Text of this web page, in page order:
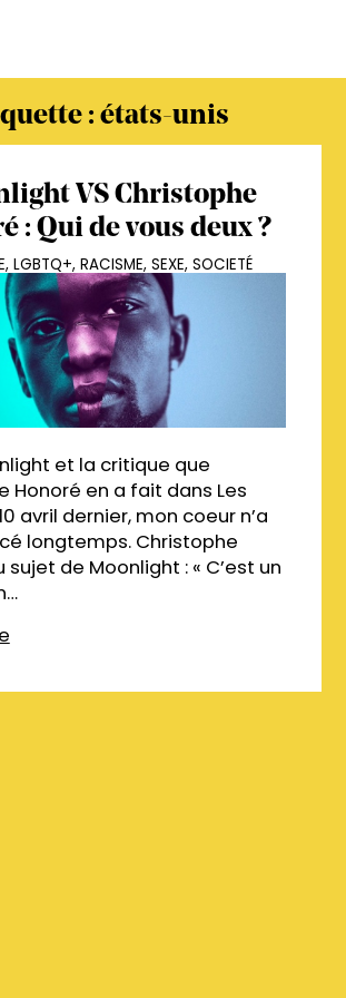
: états-unis
VS Christophe
: Qui de vous deux ?
, LGBTQ+, RACISME, SEXE, SOCIETÉ
et la critique que
Honoré en a fait dans Les
avril dernier, mon coeur n’a
longtemps. Christophe
sujet de Moonlight : « C’est un